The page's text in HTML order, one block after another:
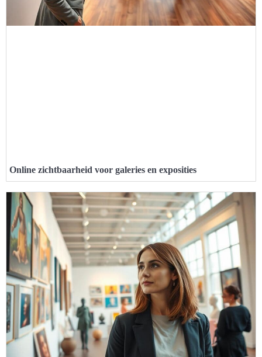
Online zichtbaarheid voor galeries en exposities